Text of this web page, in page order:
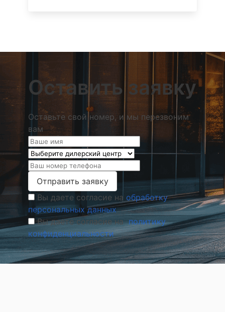
Оставить заявку
Оставьте свой номер, и мы перезвоним
вам
Отправить заявку
Вы даете согласие на обработку
персональных данных
Вы даете согласие наполитику
конфиденциальности